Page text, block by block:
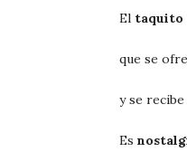
El taquito
que se
y se
Es